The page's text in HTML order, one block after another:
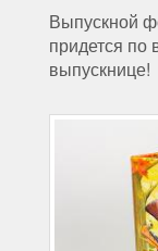
Выпускной
придется по
выпускнице!